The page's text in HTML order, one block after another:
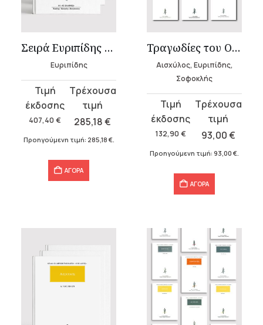
Σειρά Ευριπίδης (27 τόμοι)
Ευριπίδης
407,40 €
Original
price
was:
407,40 €.
285,18€
τρέχουσα
τιμή
Προηγούμενη τιμή: 285,18 €.
ΑΓΟΡΑ
Τραγωδίες του Ομηρικού Κύκλου
Αισχύλος, Ευριπίδης,
Σοφοκλής
132,90 €
Original
price
was:
132,90 €.
93,00€
τρέχουσα
τιμή
Προηγούμενη τιμή: 93,00 €
ΑΓΟΡΑ